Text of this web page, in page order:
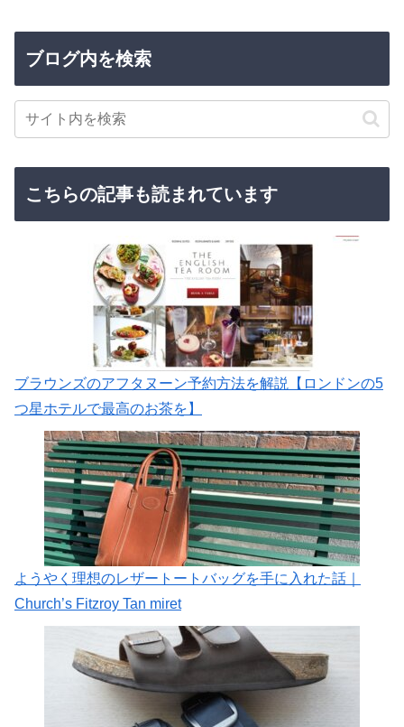
ブログ内を検索
こちらの記事も読まれています
ブラウンズのアフタヌーン予約方法を解説【ロンドンの5
つ星ホテルで最高のお茶を】
ようやく理想のレザートートバッグを手に入れた話｜
Church’s Fitzroy Tan miret